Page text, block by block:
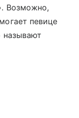
Возможно,
певице
называют